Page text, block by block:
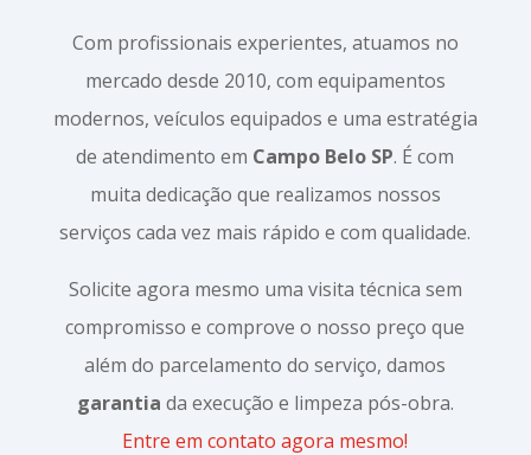
Com profissionais experientes, atuamos no
mercado desde 2010, com equipamentos
modernos, veículos equipados e uma estratégia
de atendimento em Campo Belo SP. É com
muita dedicação que realizamos nossos
serviços cada vez mais rápido e com qualidade.
Solicite agora mesmo uma visita técnica sem
compromisso e comprove o nosso preço que
além do parcelamento do serviço, damos
garantia da execução e limpeza pós-obra.
Entre em contato agora mesmo!